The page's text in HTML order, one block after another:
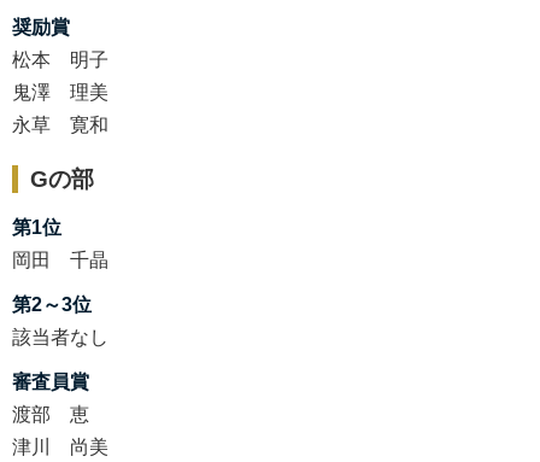
奨励賞
松本 明子
鬼澤 理美
永草 寛和
Gの部
第1位
岡田 千晶
第2～3位
該当者なし
審査員賞
渡部 恵
津川 尚美